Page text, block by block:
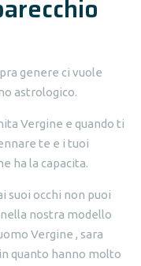
genere ci vuole
astrologico.
Vergine e quando ti
te e i tuoi
ha la capacita.
suoi occhi non puoi
nostra modello
Vergine , sara
quanto hanno molto